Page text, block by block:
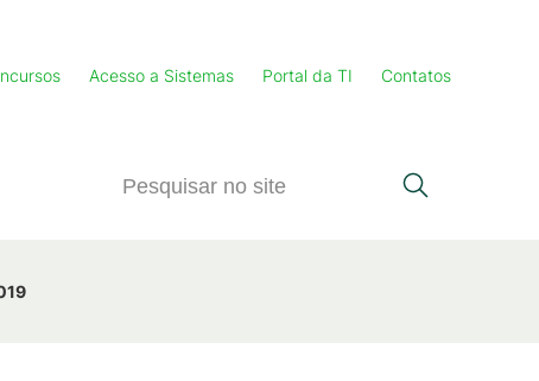
Acesso a Sistemas Portal da TI Contatos